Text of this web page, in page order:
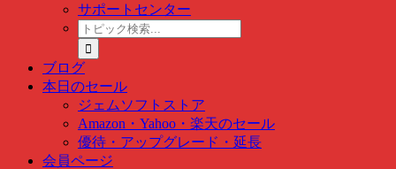
サポートセンター
ト
ピ
ッ
ク
検
索
…
ブログ
本日のセール
ジェムソフトストア
Amazon・Yahoo・楽天のセール
優待・アップグレード・延長
会員ページ